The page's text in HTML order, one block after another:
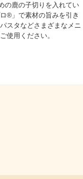
の鹿の子切りを入れてい
®」で素材の旨みを引き
スタなどさまざまなメニ
使用ください。